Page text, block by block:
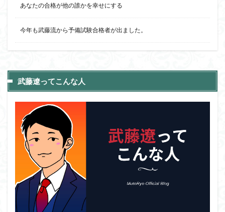
あなたの合格が他の誰かを幸せにする
今年も武藤流から予備試験合格者が出ました。
武藤遼ってこんな人